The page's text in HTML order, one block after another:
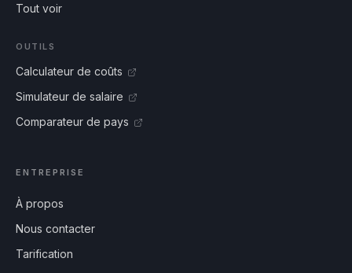
Tout voir
OUTILS
Calculateur de coûts
Simulateur de salaire
Comparateur de pays
ENTREPRISE
À propos
Nous contacter
Tarification